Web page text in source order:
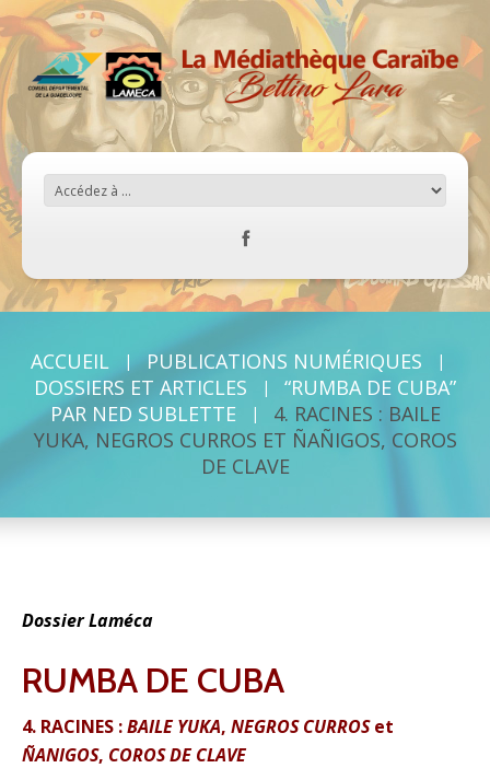
ACCUEIL
PUBLICATIONS NUMÉRIQUES
DOSSIERS ET ARTICLES
“RUMBA DE CUBA”
PAR NED SUBLETTE
4. RACINES : BAILE
YUKA, NEGROS CURROS ET ÑAÑIGOS, COROS
DE CLAVE
Dossier Laméca
RUMBA DE CUBA
4. RACINES :BAILE YUKA, NEGROS CURROSet
ÑANIGOS, COROS DE CLAVE